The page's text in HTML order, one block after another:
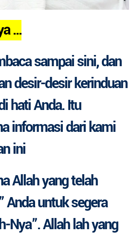
...
sampai sini, dan
desir-desir kerinduan
hati Anda. Itu
informasi dari kami
ini
Allah yang telah
Anda untuk segera
Nya”. Allah lah yang